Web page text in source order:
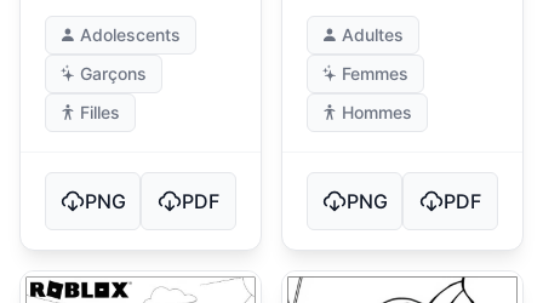
Adolescents
Garçons
Filles
PNG PDF
Adultes
Femmes
Hommes
PNG PDF